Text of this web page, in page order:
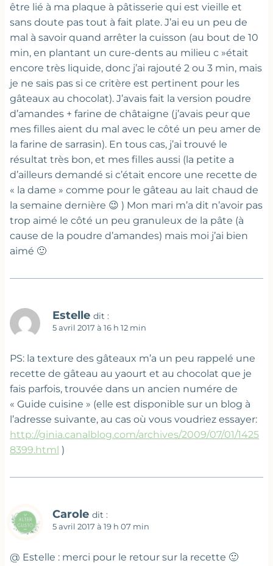
être lié à ma plaque à pâtisserie qui est vieille et
sans doute pas tout à fait plate. J’ai eu un peu de
mal à savoir quand arrêter la cuisson (au bout de 10
min, en plantant un cure-dents au milieu c »était
encore très liquide, donc j’ai rajouté 2 ou 3 min, mais
je ne sais pas si ce critère est pertinent pour les
gâteaux au chocolat). J’avais fait la version poudre
d’amandes + farine de châtaigne (j’avais peur que
mes filles aient du mal avec le côté un peu amer de
la farine de sarrasin). En tous cas, j’ai trouvé le
résultat très bon, et mes filles aussi (la petite a
d’ailleurs demandé si c’était encore une recette de
« la dame » comme pour le gâteau au lait chaud de
la semaine dernière 😉 ) Mon mari m’a dit n’avoir pas
trop aimé le côté un peu granuleux de la pâte (à
cause de la poudre d’amandes) mais moi j’ai bien
aimé 🙂
Estelle dit :
5 avril 2017 à 16 h 12 min
PS: la texture des gâteaux m’a un peu rappelé une
recette de gâteau au yaourt et au chocolat que je
fais parfois, trouvée dans un ancien numére de
« Guide cuisine » (elle est disponible sur un blog à
l’adresse suivante, au cas où vous voudriez essayer:
http://ginia.canalblog.com/archives/2009/07/01/1425
8399.html )
Carole dit :
5 avril 2017 à 19 h 07 min
@ Estelle : merci pour le retour sur la recette 🙂